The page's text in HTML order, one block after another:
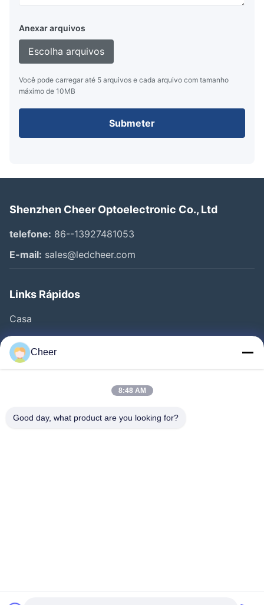
Anexar arquivos
Escolha arquivos
Você pode carregar até 5 arquivos e cada arquivo com tamanho
máximo de 10MB
Submeter
Shenzhen Cheer Optoelectronic Co., Ltd
telefone: 86--13927481053
E-mail: sales@ledcheer.com
Links Rápidos
Casa
Produtos
Quem Somos
Fale Conosco
©2026- Shenzhen Cheer Optoelectronic Co., Ltd. . Todos os direitos
Cheer
8:48 AM
Good day, what product are you looking for?